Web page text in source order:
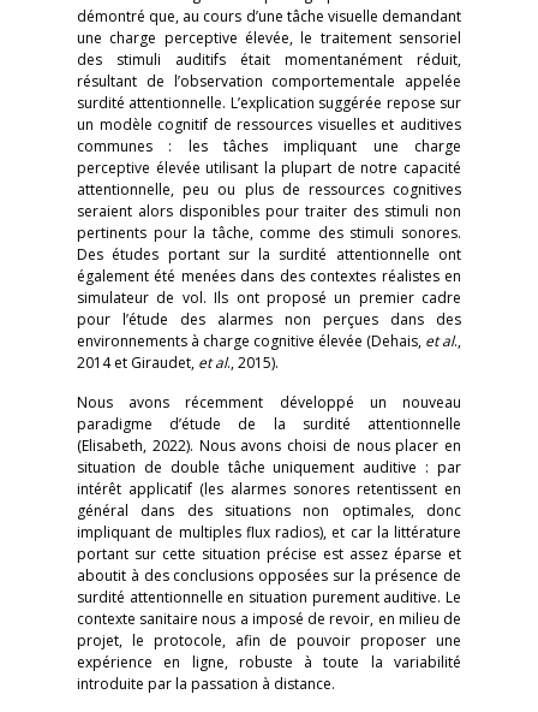
démontré que, au cours d’une tâche visuelle demandant
une charge perceptive élevée, le traitement sensoriel
des stimuli auditifs était momentanément réduit,
résultant de l’observation comportementale appelée
surdité attentionnelle. L’explication suggérée repose sur
un modèle cognitif de ressources visuelles et auditives
communes : les tâches impliquant une charge
perceptive élevée utilisant la plupart de notre capacité
attentionnelle, peu ou plus de ressources cognitives
seraient alors disponibles pour traiter des stimuli non
pertinents pour la tâche, comme des stimuli sonores.
Des études portant sur la surdité attentionnelle ont
également été menées dans des contextes réalistes en
simulateur de vol. Ils ont proposé un premier cadre
pour l’étude des alarmes non perçues dans des
environnements à charge cognitive élevée (Dehais, et al.,
2014 et Giraudet, et al., 2015).
Nous avons récemment développé un nouveau
paradigme d’étude de la surdité attentionnelle
(Elisabeth, 2022). Nous avons choisi de nous placer en
situation de double tâche uniquement auditive : par
intérêt applicatif (les alarmes sonores retentissent en
général dans des situations non optimales, donc
impliquant de multiples flux radios), et car la littérature
portant sur cette situation précise est assez éparse et
aboutit à des conclusions opposées sur la présence de
surdité attentionnelle en situation purement auditive. Le
contexte sanitaire nous a imposé de revoir, en milieu de
projet, le protocole, afin de pouvoir proposer une
expérience en ligne, robuste à toute la variabilité
introduite par la passation à distance.